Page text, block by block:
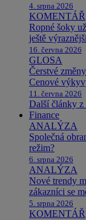
4. srpna 2026
KOMENTÁŘ
Ropné šoky
ještě
16. června 2026
GLOSA
Čerstvé
Cenové
11. června 2026
Další články
Finance
ANALÝZA
Společná
režim?
6. srpna 2026
ANALÝZA
Nové trendy
zákazníci se
5. srpna 2026
KOMENTÁŘ